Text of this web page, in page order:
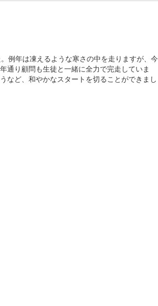
例年は凍えるような寒さの中を走りますが、今
通り顧問も生徒と一緒に全力で完走していま
など、和やかなスタートを切ることができまし